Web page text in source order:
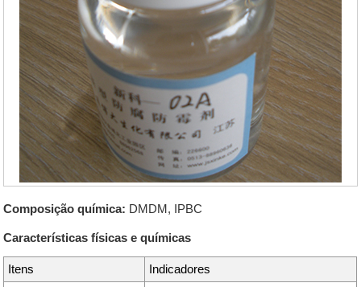
Composição química: DMDM, IPBC
Características físicas e químicas
Itens
Indicadores